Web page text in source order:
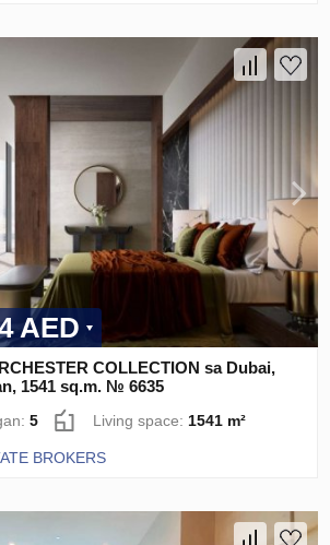
AED
COLLECTION sa Dubai,
1541 sq.m. № 6635
5 Living space: 1541 m²
BROKERS